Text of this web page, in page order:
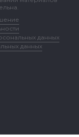
данных
данных